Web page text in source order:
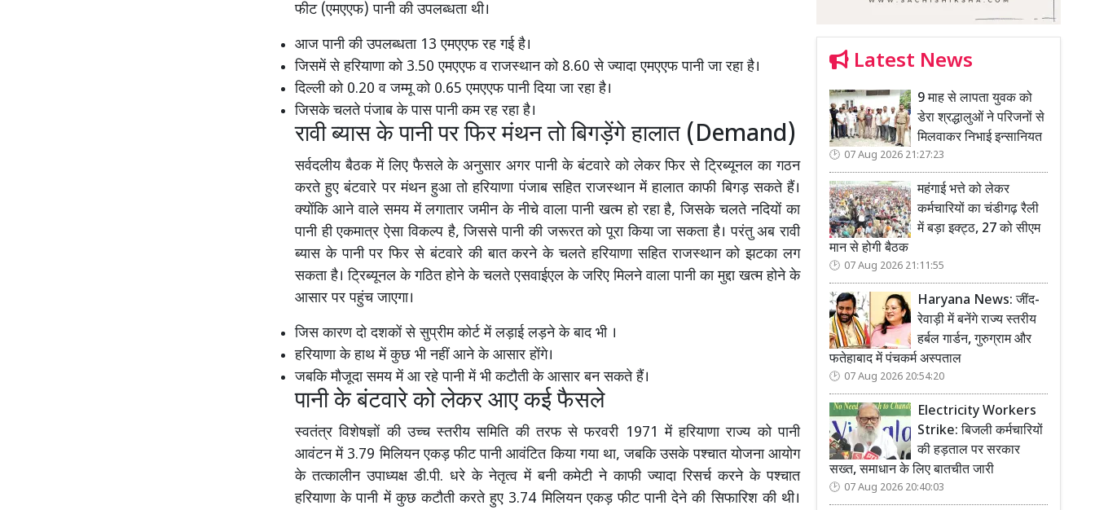
फीट (एमएएफ) पानी की उपलब्धता थी।
आज पानी की उपलब्धता 13 एमएएफ रह गई है।
जिसमें से हरियाणा को 3.50 एमएएफ व राजस्थान को 8.60 से ज्यादा एमएएफ पानी जा रहा है।
दिल्ली को 0.20 व जम्मू को 0.65 एमएएफ पानी दिया जा रहा है।
जिसके चलते पंजाब के पास पानी कम रह रहा है।
रावी ब्यास के पानी पर फिर मंथन तो बिगड़ेंगे हालात (Demand)
सर्वदलीय बैठक में लिए फैसले के अनुसार अगर पानी के बंटवारे को लेकर फिर से ट्रिब्यूनल का गठन
करते हुए बंटवारे पर मंथन हुआ तो हरियाणा पंजाब सहित राजस्थान में हालात काफी बिगड़ सकते हैं।
क्योंकि आने वाले समय में लगातार जमीन के नीचे वाला पानी खत्म हो रहा है, जिसके चलते नदियों का
पानी ही एकमात्र ऐसा विकल्प है, जिससे पानी की जरूरत को पूरा किया जा सकता है। परंतु अब रावी
ब्यास के पानी पर फिर से बंटवारे की बात करने के चलते हरियाणा सहित राजस्थान को झटका लग
सकता है। ट्रिब्यूनल के गठित होने के चलते एसवाईएल के जरिए मिलने वाला पानी का मुद्दा खत्म होने के
आसार पर पहुंच जाएगा।
जिस कारण दो दशकों से सुप्रीम कोर्ट में लड़ाई लड़ने के बाद भी ।
हरियाणा के हाथ में कुछ भी नहीं आने के आसार होंगे।
जबकि मौजूदा समय में आ रहे पानी में भी कटौती के आसार बन सकते हैं।
पानी के बंटवारे को लेकर आए कई फैसले
स्वतंत्र विशेषज्ञों की उच्च स्तरीय समिति की तरफ से फरवरी 1971 में हरियाणा राज्य को पानी
आवंटन में 3.79 मिलियन एकड़ फीट पानी आवंटित किया गया था, जबकि उसके पश्चात योजना आयोग
के तत्कालीन उपाध्यक्ष डी.पी. धरे के नेतृत्व में बनी कमेटी ने काफी ज्यादा रिसर्च करने के पश्चात
हरियाणा के पानी में कुछ कटौती करते हुए 3.74 मिलियन एकड़ फीट पानी देने की सिफारिश की थी।
Latest News
9 माह से लापता युवक को
डेरा श्रद्धालुओं ने परिजनों से
मिलवाकर निभाई इन्सानियत
07 Aug 2026 21:27:23
महंगाई भत्ते को लेकर
कर्मचारियों का चंडीगढ़ रैली
में बड़ा इक्ट्ठ, 27 को सीएम
मान से होगी बैठक
07 Aug 2026 21:11:55
Haryana News: जींद-
रेवाड़ी में बनेंगे राज्य स्तरीय
हर्बल गार्डन, गुरुग्राम और
फतेहाबाद में पंचकर्म अस्पताल
07 Aug 2026 20:54:20
Electricity Workers
Strike: बिजली कर्मचारियों
की हड़ताल पर सरकार
सख्त, समाधान के लिए बातचीत जारी
07 Aug 2026 20:40:03